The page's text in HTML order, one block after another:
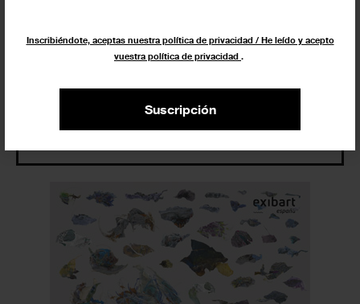
Inscribiéndote, aceptas nuestra política de privacidad / He leído y acepto
vuestra política de privacidad .
Suscripción
Últimos artículos